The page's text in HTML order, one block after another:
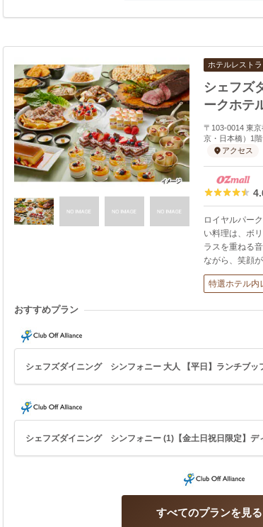
ホテルレスト
シェフズ
ークホテ
〒103-0014 東
京・日本橋）1階
アクセス
ロイヤルパー
い料理は、ボ
ラスを重ねる
ながら、笑顔
特選ホテル内
おすすめプラン
シェフズダイニング シンフォニー 大人 【平日】ランチブッ
シェフズダイニング シンフォニー (1)【金土日祝日限定】
すべてのプランを見る